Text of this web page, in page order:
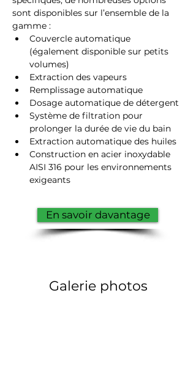
sont disponibles sur l’ensemble de la
gamme :
Couvercle automatique
(également disponible sur petits
volumes)
Extraction des vapeurs
Remplissage automatique
Dosage automatique de détergent
Système de filtration pour
prolonger la durée de vie du bain
Extraction automatique des huiles
Construction en acier inoxydable
AISI 316 pour les environnements
exigeants
En savoir davantage
Galerie photos